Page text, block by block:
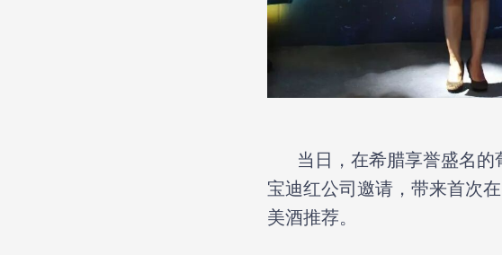
当日，在希腊享誉盛名
宝迪红公司邀请，带来首次
美酒推荐。